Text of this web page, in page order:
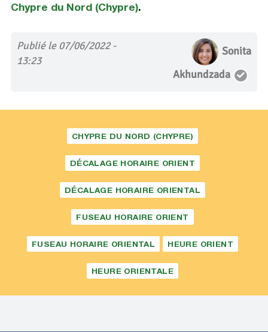
Chypre du Nord (Chypre).
Publié le 07/06/2022 -
13:23
Sonita
Akhundzada
CHYPRE DU NORD (CHYPRE)
DÉCALAGE HORAIRE ORIENT
DÉCALAGE HORAIRE ORIENTAL
FUSEAU HORAIRE ORIENT
FUSEAU HORAIRE ORIENTAL HEURE ORIENT
HEURE ORIENTALE